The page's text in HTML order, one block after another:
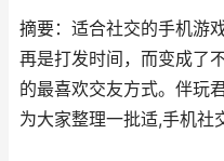
摘要：适合社交的手机游
再是打发时间，而变成了
的最喜欢交友方式。伴玩
为大家整理一批适,手机社